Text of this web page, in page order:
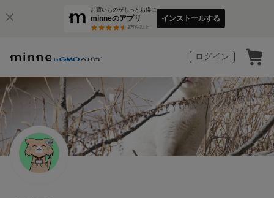
お買いものがもっとお得に
minneのアプリ
3万件以上
インストールする
ログイン